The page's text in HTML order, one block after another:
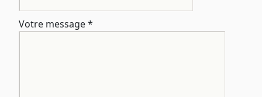
Votre message*